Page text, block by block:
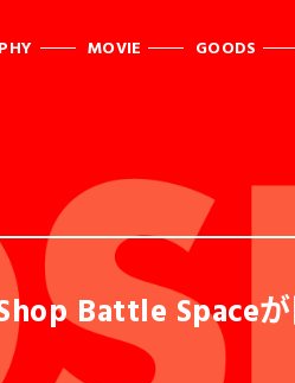
MOVIE GOODS
Battle Spaceが